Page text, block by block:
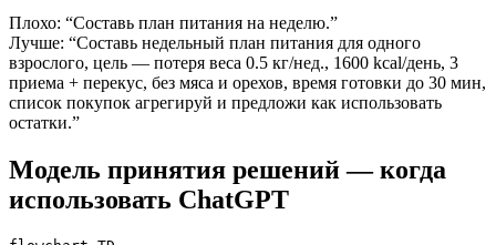
Плохо: “Составь план питания на неделю.”
Лучше: “Составь недельный план питания для одного
взрослого, цель — потеря веса 0.5 кг/нед., 1600 kcal/день, 3
приема + перекус, без мяса и орехов, время готовки до 30 мин,
список покупок агрегируй и предложи как использовать
остатки.”
Модель принятия решений — когда
использовать ChatGPT